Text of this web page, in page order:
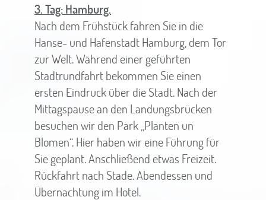
3. Tag: Hamburg.
Nach dem Frühstück fahren Sie in die
Hanse- und Hafenstadt Hamburg, dem Tor
zur Welt. Während einer geführten
Stadtrundfahrt bekommen Sie einen
ersten Eindruck über die Stadt. Nach der
Mittagspause an den Landungsbrücken
besuchen wir den Park „Planten un
Blomen“. Hier haben wir eine Führung für
Sie geplant. Anschließend etwas Freizeit.
Rückfahrt nach Stade. Abendessen und
Übernachtung im Hotel.